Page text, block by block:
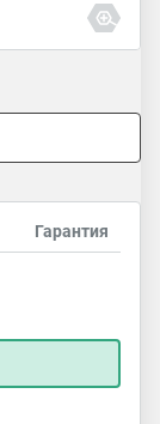
Гарантия